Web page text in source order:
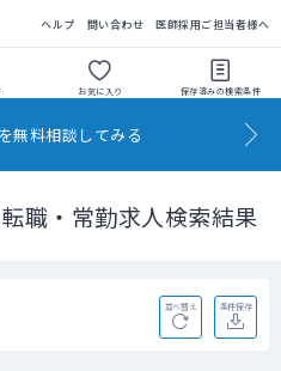
ヘルプ 問い合わせ 医師採用ご担当者様へ
お気に入り 保存済みの検索条件
無料相談してみる
職・常勤求人検索結果
並べ替え 条件保存